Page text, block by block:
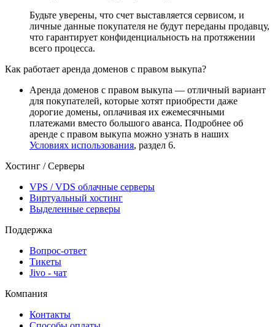
Будьте уверены, что счет выставляется сервисом, и
личные данные покупателя не будут переданы продавцу,
что гарантирует конфиденциальность на протяжении
всего процесса.
Как работает аренда доменов с правом выкупа?
Аренда доменов с правом выкупа — отличный вариант
для покупателей, которые хотят приобрести даже
дорогие домены, оплачивая их ежемесячными
платежами вместо большого аванса. Подробнее об
аренде с правом выкупа можно узнать в наших
Условиях использования, раздел 6.
Хостинг / Серверы
VPS / VDS облачные серверы
Виртуальный хостинг
Выделенные серверы
Поддержка
Вопрос-ответ
Тикеты
Jivo - чат
Компания
Контакты